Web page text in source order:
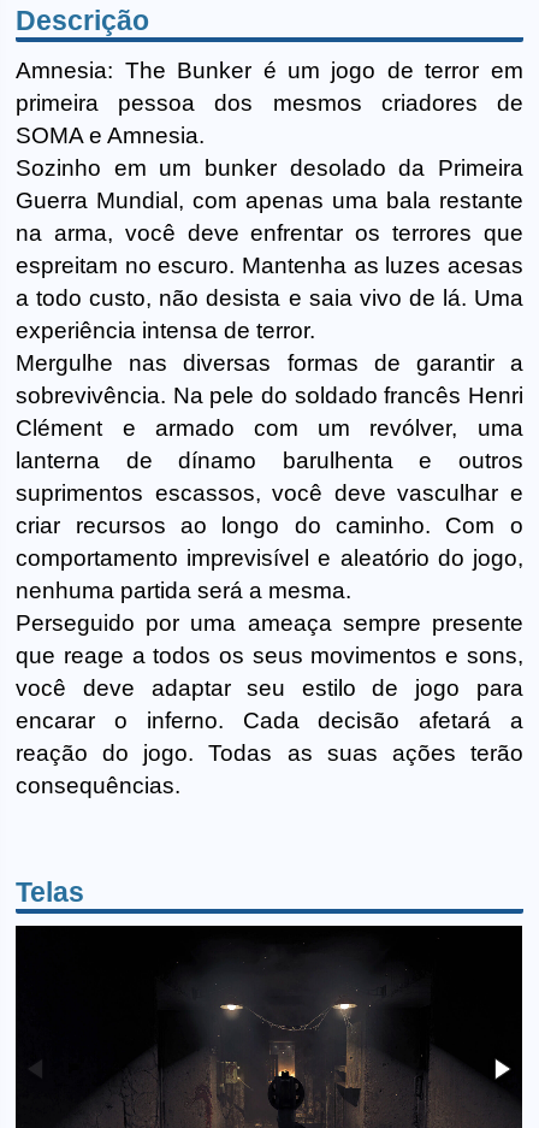
Descrição
Amnesia: The Bunker é um jogo de terror em
primeira pessoa dos mesmos criadores de
SOMA e Amnesia.
Sozinho em um bunker desolado da Primeira
Guerra Mundial, com apenas uma bala restante
na arma, você deve enfrentar os terrores que
espreitam no escuro. Mantenha as luzes acesas
a todo custo, não desista e saia vivo de lá. Uma
experiência intensa de terror.
Mergulhe nas diversas formas de garantir a
sobrevivência. Na pele do soldado francês Henri
Clément e armado com um revólver, uma
lanterna de dínamo barulhenta e outros
suprimentos escassos, você deve vasculhar e
criar recursos ao longo do caminho. Com o
comportamento imprevisível e aleatório do jogo,
nenhuma partida será a mesma.
Perseguido por uma ameaça sempre presente
que reage a todos os seus movimentos e sons,
você deve adaptar seu estilo de jogo para
encarar o inferno. Cada decisão afetará a
reação do jogo. Todas as suas ações terão
consequências.
Telas